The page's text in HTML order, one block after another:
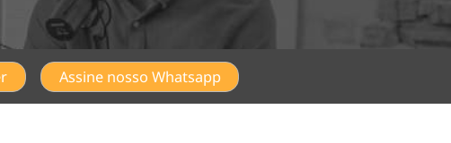
Assine nosso Whatsapp